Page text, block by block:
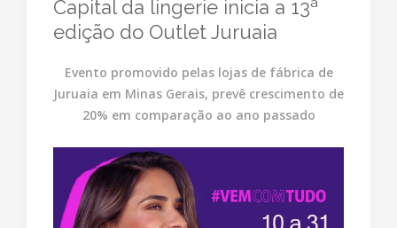
Capital da lingerie inicia a 13ª
edição do Outlet Juruaia
Evento promovido pelas lojas de fábrica de
Juruaia em Minas Gerais, prevê crescimento de
20% em comparação ao ano passado